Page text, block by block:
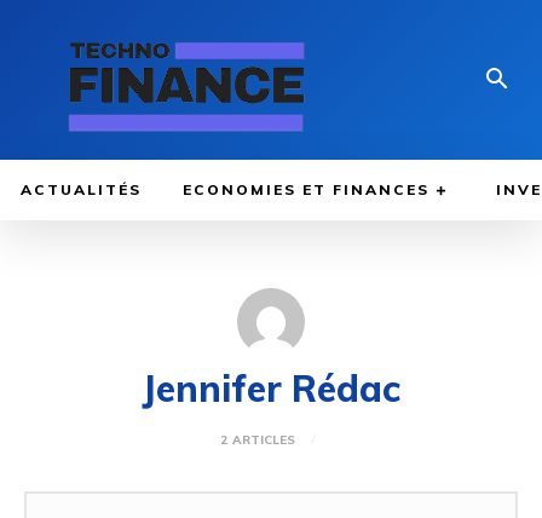
ACTUALITÉS ECONOMIES ET FINANCES
Jennifer Rédac
2 ARTICLES